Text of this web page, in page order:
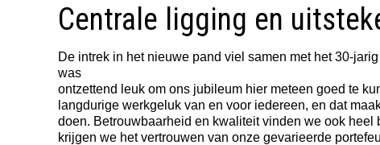
Centrale ligging en
De intrek in het nieuwe pand viel samen met het 30-
was
ontzettend leuk om ons jubileum hier meteen goed te
langdurige werkgeluk van en voor iedereen, en dat
doen. Betrouwbaarheid en kwaliteit vinden we ook heel
krijgen we het vertrouwen van onze gevarieerde